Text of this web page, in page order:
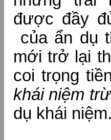
được đầy
của ẩn dụ
mới trở lại
coi trọng
khái niệm
dụ khái niệm.